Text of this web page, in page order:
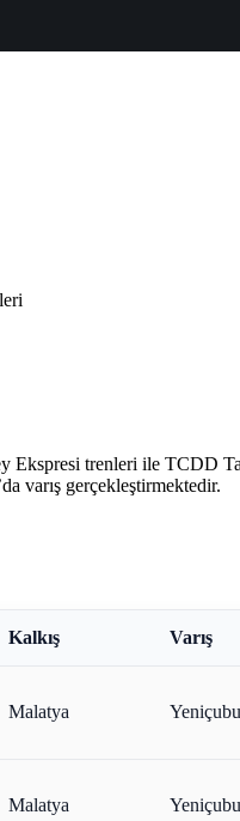
trenleri ile TCDD
varış gerçekleştirmektedir.
Kalkış Varış
Malatya
Malatya